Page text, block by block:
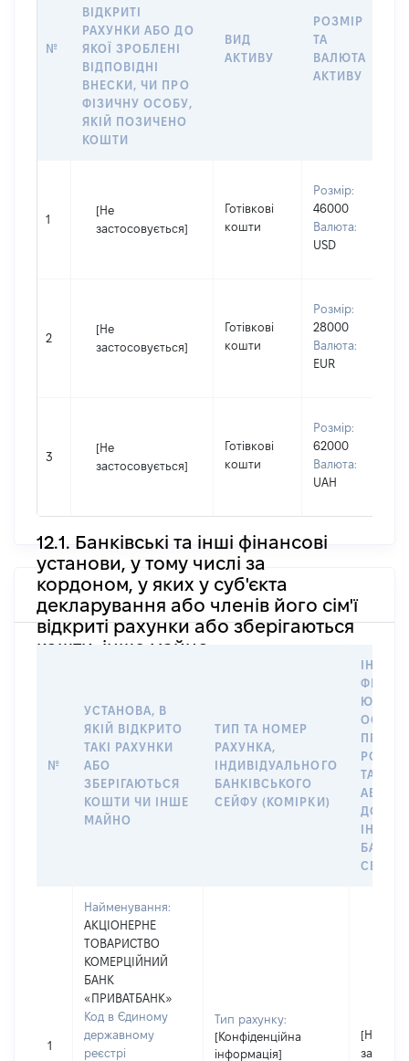
№
ВІДКРИТІ
РАХУНКИ АБО ДО
ЯКОЇ ЗРОБЛЕНІ
ВІДПОВІДНІ
ВНЕСКИ, ЧИ ПРО
ФІЗИЧНУ ОСОБУ,
ЯКІЙ ПОЗИЧЕНО
КОШТИ
ВИД
АКТИВУ
РОЗМІР
ТА
ВАЛЮТА
АКТИВУ
1
[Не
застосовується]
Готівкові
кошти
Розмір:
46000
Валюта:
USD
2
[Не
застосовується]
Готівкові
кошти
Розмір:
28000
Валюта:
EUR
3
[Не
застосовується]
Готівкові
кошти
Розмір:
62000
Валюта:
UAH
12.1. Банківські та інші фінансові
установи, у тому числі за
кордоном, у яких у суб'єкта
декларування або членів його сім'ї
відкриті рахунки або зберігаються
кошти, інше майно
№
УСТАНОВА, В
ЯКІЙ ВІДКРИТО
ТАКІ РАХУНКИ
АБО
ЗБЕРІГАЮТЬСЯ
КОШТИ ЧИ ІНШЕ
МАЙНО
ТИП ТА НОМЕР
РАХУНКА,
ІНДИВІДУАЛЬНОГО
БАНКІВСЬКОГО
СЕЙФУ (КОМІРКИ)
ПРАВО
ТАКИМ
АБО
ДО
СЕЙФУ
1
Найменування:
АКЦІОНЕРНЕ
ТОВАРИСТВО
КОМЕРЦІЙНИЙ
БАНК
«ПРИВАТБАНК»
Код в Єдиному
державному
реєстрі
Тип рахунку:
[Конфіденційна
інформація]
[Не